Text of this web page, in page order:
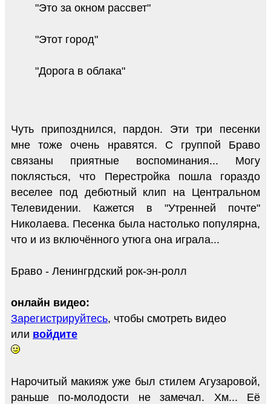
"Это за окном рассвет"
"Этот город"
"Дорога в облака"
Чуть припозднился, пардон. Эти три песенки
мне тоже очень нравятся. С группой Браво
связаны приятные воспоминания... Могу
поклясться, что Перестройка пошла гораздо
веселее под дебютный клип на Центральном
Телевидении. Кажется в "Утренней почте"
Николаева. Песенка была настолько популярна,
что и из включённого утюга она играла...
Браво - Ленингрдский рок-эн-ролл
онлайн видео:
Зарегистрируйтесь, чтобы смотреть видео
или войдите
Нарочитый макияж уже был стилем Агузаровой,
раньше по-молодости не замечал. Хм... Её